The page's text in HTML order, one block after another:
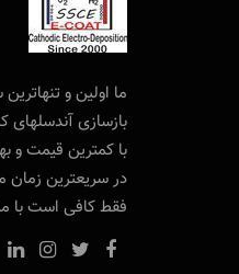
ما اولین و
بازسازی آندسلهای
با کمترین قیمت و
در سریعترین زمان
فقط کافی است با